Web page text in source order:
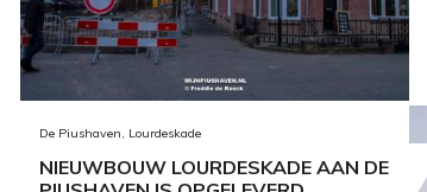
De Piushaven, Lourdeskade
NIEUWBOUW LOURDESKADE AAN DE